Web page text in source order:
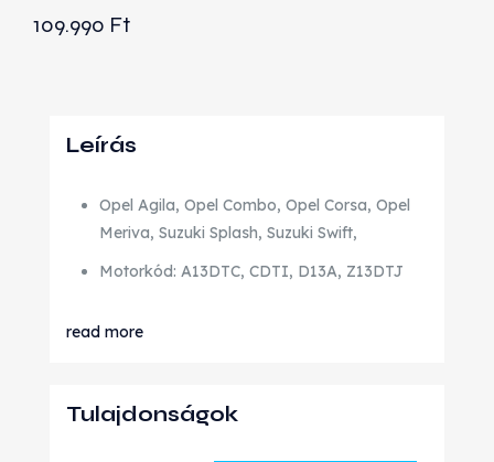
109.990 Ft
Leírás
Opel Agila, Opel Combo, Opel Corsa, Opel
Meriva, Suzuki Splash, Suzuki Swift,
Motorkód: A13DTC, CDTI, D13A, Z13DTJ
read more
Tulajdonságok